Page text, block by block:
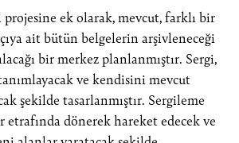
ek olarak, mevcut, farklı bir
ait bütün belgelerin arşivleneceği
bir merkez planlanmıştır. Sergi,
ve kendisini mevcut
şekilde tasarlanmıştır. Sergileme
dönerek hareket edecek ve